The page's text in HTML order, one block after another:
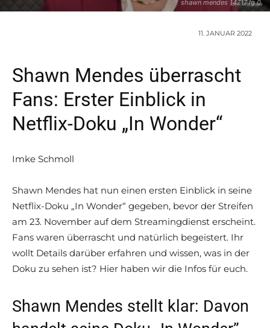
shawn mendes 14717 lg 0
11. JANUAR 2022
Shawn Mendes überrascht
Fans: Erster Einblick in
Netflix-Doku „In Wonder“
Imke Schmoll
Shawn Mendes hat nun einen ersten Einblick in seine
Netflix-Doku „In Wonder“ gegeben, bevor der Streifen
am 23. November auf dem Streamingdienst erscheint.
Fans waren überrascht und natürlich begeistert. Ihr
wollt Details darüber erfahren und wissen, was in der
Doku zu sehen ist? Hier haben wir die Infos für euch.
Shawn Mendes stellt klar: Davon